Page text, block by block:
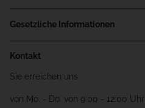
Gesetzliche Informationen
Kontakt
Sie erreichen uns
von Mo. - Do. von 9:00 - 12:00 Uhr